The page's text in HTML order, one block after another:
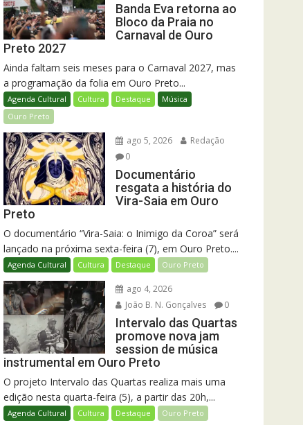
Banda Eva retorna ao
Bloco da Praia no
Carnaval de Ouro
Preto 2027
Ainda faltam seis meses para o Carnaval 2027, mas
a programação da folia em Ouro Preto...
Agenda Cultural Cultura Destaque
Música
Ouro Preto
ago 5, 2026
Redação
0
Documentário
resgata a história do
Vira-Saia em Ouro
Preto
O documentário “Vira-Saia: o Inimigo da Coroa” será
lançado na próxima sexta-feira (7), em Ouro Preto....
Agenda Cultural Cultura Destaque Ouro Preto
ago 4, 2026
João B. N. Gonçalves
0
Intervalo das Quartas
promove nova jam
session de música
instrumental em Ouro Preto
O projeto Intervalo das Quartas realiza mais uma
edição nesta quarta-feira (5), a partir das 20h,...
Agenda Cultural Cultura Destaque Ouro Preto